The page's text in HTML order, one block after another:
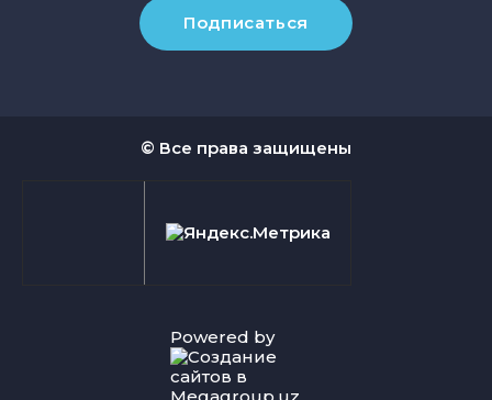
Подписаться
© Все права защищены
Powered by